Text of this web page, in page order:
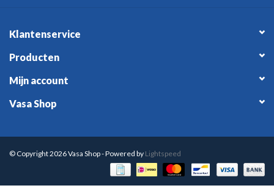
Klantenservice
Producten
Mijn account
Vasa Shop
© Copyright 2026 Vasa Shop - Powered by Lightspeed